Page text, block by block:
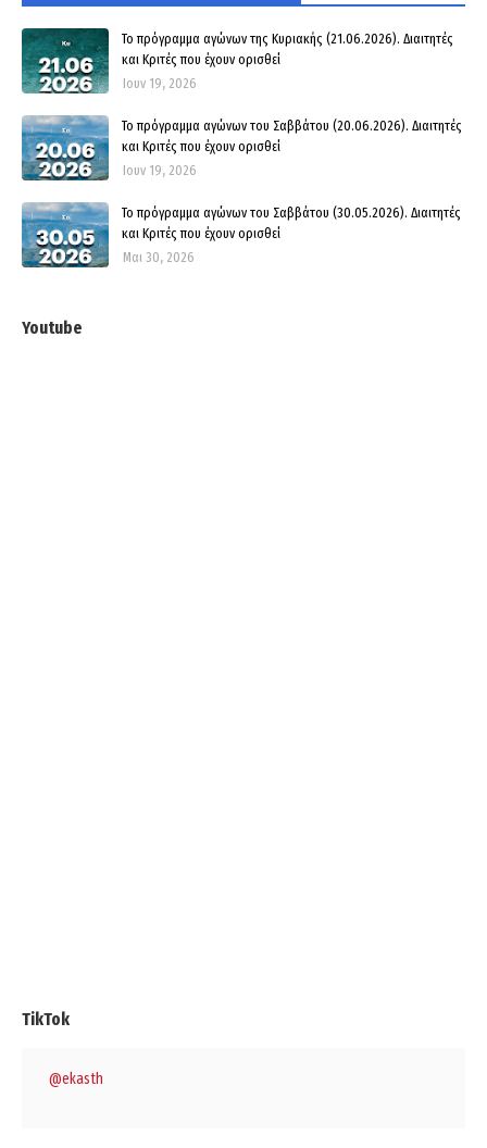
Το πρόγραμμα αγώνων της Κυριακής (21.06.2026). Διαιτητές
και Κριτές που έχουν ορισθεί
Ιουν 19, 2026
Το πρόγραμμα αγώνων του Σαββάτου (20.06.2026). Διαιτητές
και Kριτές που έχουν ορισθεί
Ιουν 19, 2026
Το πρόγραμμα αγώνων του Σαββάτου (30.05.2026). Διαιτητές
και Kριτές που έχουν ορισθεί
Μαι 30, 2026
Youtube
TikTok
@ekasth